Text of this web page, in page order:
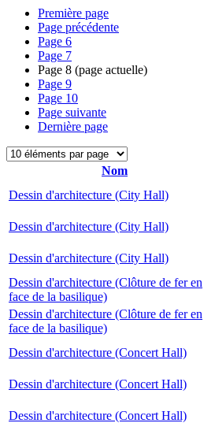
Première page
Page précédente
Page 6
Page 7
Page 8 (page actuelle)
Page 9
Page 10
Page suivante
Dernière page
Nom
Dessin d'architecture (City Hall)
Dessin d'architecture (City Hall)
Dessin d'architecture (City Hall)
Dessin d'architecture (Clôture de fer en
face de la basilique)
Dessin d'architecture (Clôture de fer en
face de la basilique)
Dessin d'architecture (Concert Hall)
Dessin d'architecture (Concert Hall)
Dessin d'architecture (Concert Hall)